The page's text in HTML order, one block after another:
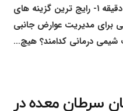
مطالعه: ۹ دقیقه ۱- رایج ترین گزینه های
برای مدیریت عوارض جانبی
شیمی درمانی کدامند؟ هیچ…
سرطان معده در